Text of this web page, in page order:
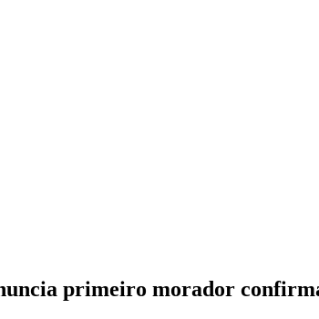
primeiro morador